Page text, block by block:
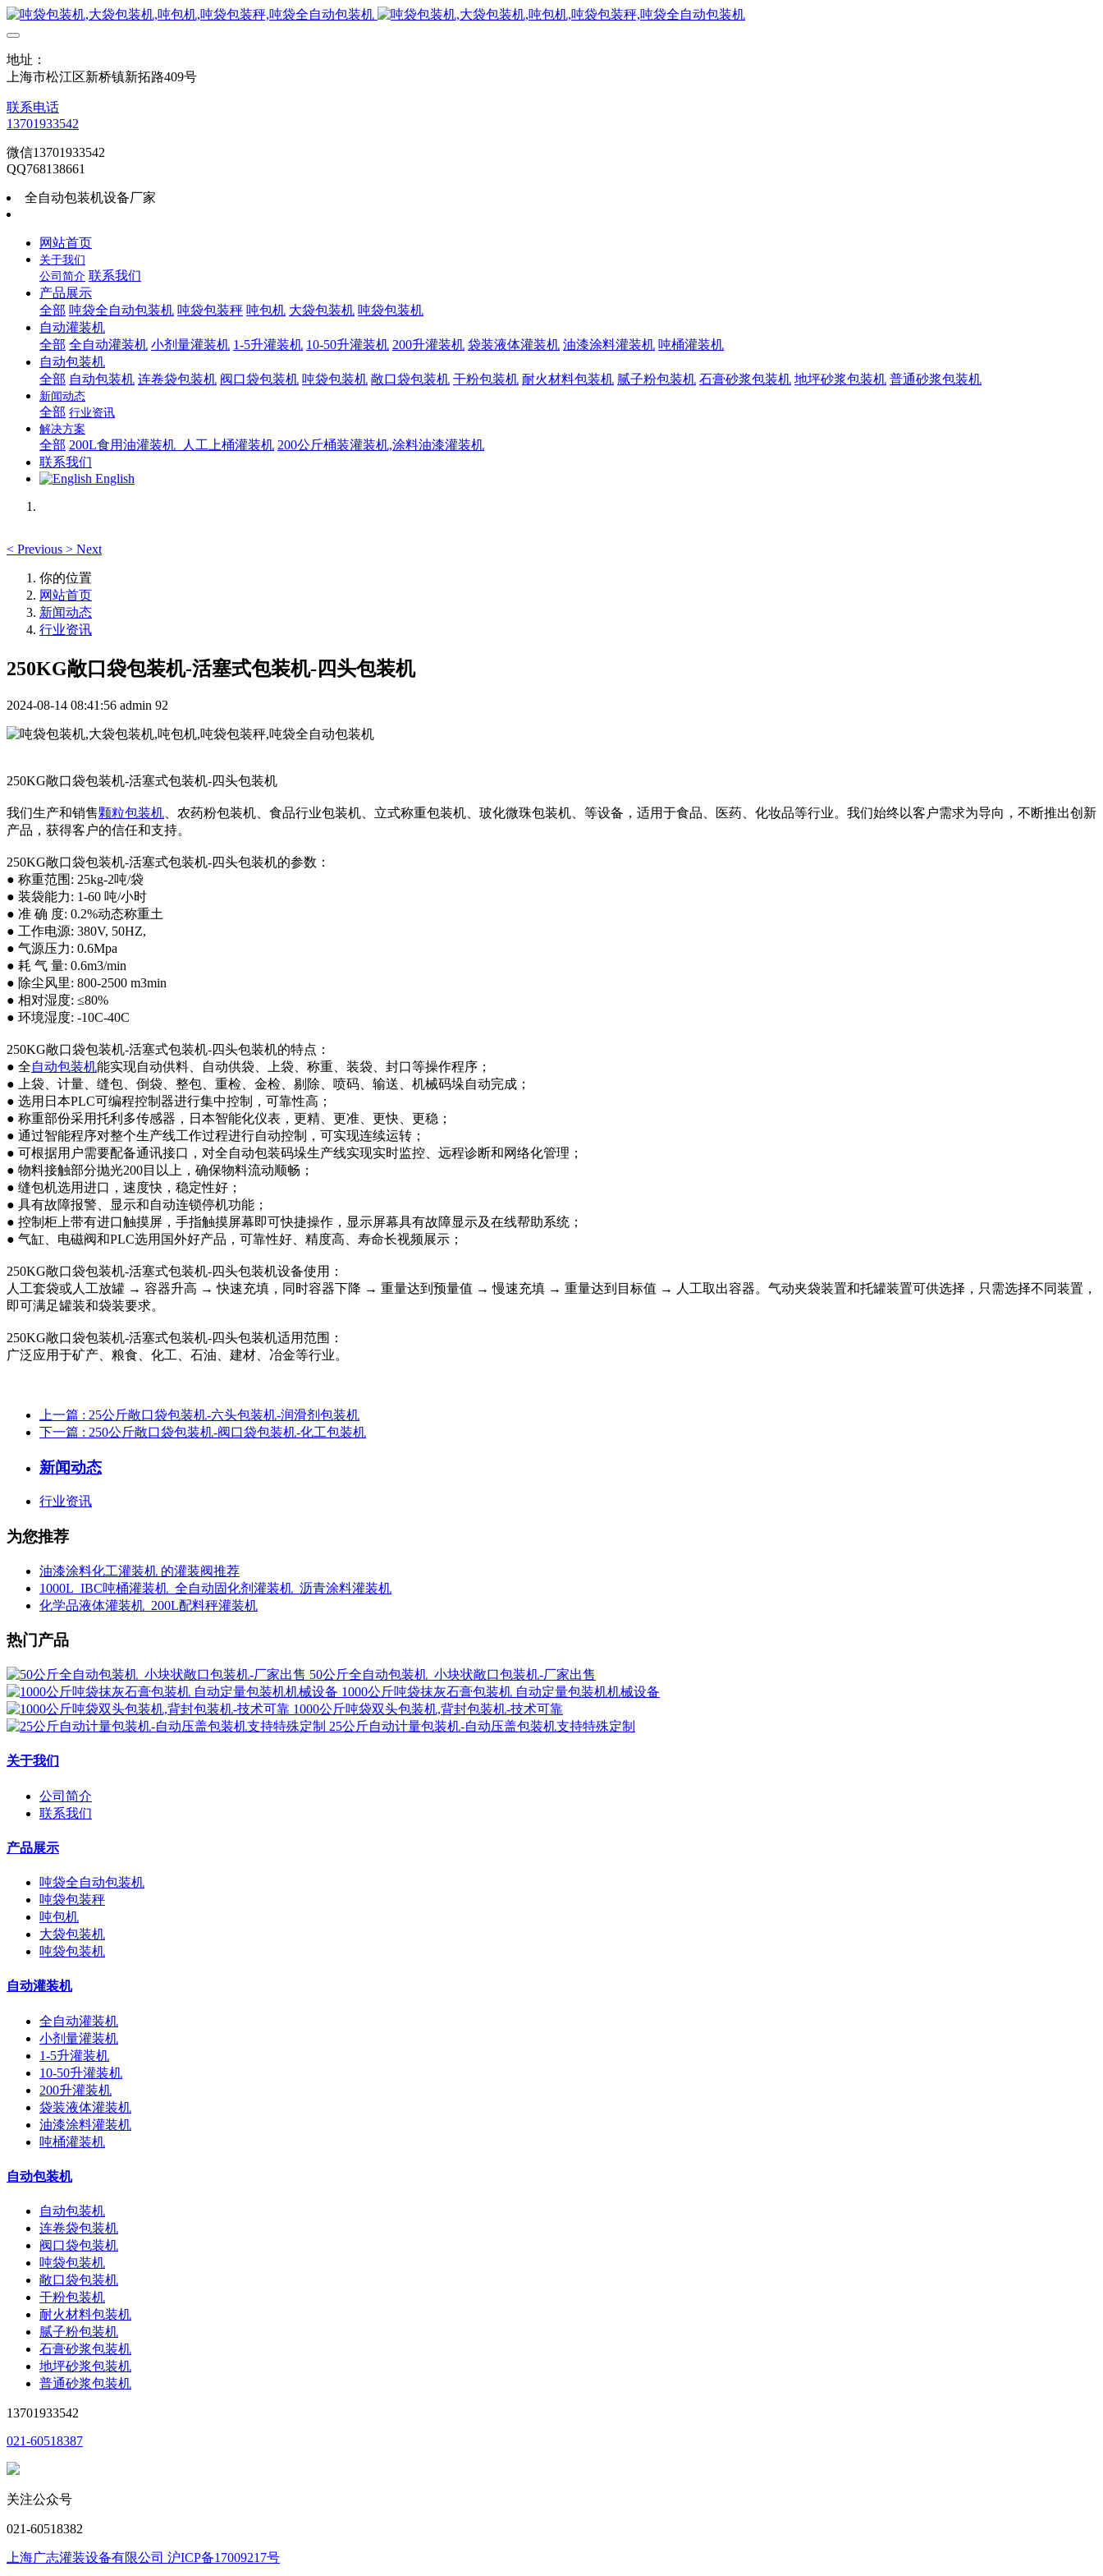
地址：
上海市松江区新桥镇新拓路409号
联系电话
13701933542
微信13701933542
QQ768138661
全自动包装机设备厂家
网站首页
关于我们
公司简介 联系我们
产品展示
全部 吨袋全自动包装机 吨袋包装秤 吨包机 大袋包装机 吨袋包装机
自动灌装机
全部 全自动灌装机 小剂量灌装机 1-5升灌装机 10-50升灌装机 200升灌装机 袋装液体灌装机 油漆涂料灌装机 吨桶灌装机
自动包装机
全部 自动包装机 连卷袋包装机 阀口袋包装机 吨袋包装机 敞口袋包装机 干粉包装机 耐火材料包装机 腻子粉包装机 石膏砂浆包装机 地坪砂浆包装机 普通砂浆包装机
新闻动态
全部 行业资讯
解决方案
全部 200L食用油灌装机_人工上桶灌装机 200公斤桶装灌装机,涂料油漆灌装机
联系我们
English
< Previous > Next
你的位置
网站首页
新闻动态
行业资讯
250KG敞口袋包装机-活塞式包装机-四头包装机
2024-08-14 08:41:56 admin 92
250KG敞口袋包装机-活塞式包装机-四头包装机
我们生产和销售颗粒包装机 、农药粉包装机、食品行业包装机、立式称重包装机、玻化微珠包装机、等设备，适用于食品、医药、化妆品等行业。我们始终以客户需求为导向，不断推出创新
产品，获得客户的信任和支持。
250KG敞口袋包装机-活塞式包装机-四头包装机的参数：
● 称重范围: 25kg-2吨/袋
● 装袋能力: 1-60 吨/小时
● 准 确 度: 0.2%动态称重土
● 工作电源: 380V, 50HZ,
● 气源压力: 0.6Mpa
● 耗 气 量: 0.6m3/min
● 除尘风里: 800-2500 m3min
● 相对湿度: ≤80%
● 环境湿度: -10C-40C
250KG敞口袋包装机-活塞式包装机-四头包装机的特点：
● 全自动包装机能实现自动供料、自动供袋、上袋、称重、装袋、封口等操作程序；
● 上袋、计量、缝包、倒袋、整包、重检、金检、剔除、喷码、输送、机械码垛自动完成；
● 选用日本PLC可编程控制器进行集中控制，可靠性高；
● 称重部份采用托利多传感器，日本智能化仪表，更精、更准、更快、更稳；
● 通过智能程序对整个生产线工作过程进行自动控制，可实现连续运转；
● 可根据用户需要配备通讯接口，对全自动包装码垛生产线实现实时监控、远程诊断和网络化管理；
● 物料接触部分抛光200目以上，确保物料流动顺畅；
● 缝包机选用进口，速度快，稳定性好；
● 具有故障报警、显示和自动连锁停机功能；
● 控制柜上带有进口触摸屏，手指触摸屏幕即可快捷操作，显示屏幕具有故障显示及在线帮助系统；
● 气缸、电磁阀和PLC选用国外好产品，可靠性好、精度高、寿命长视频展示；
250KG敞口袋包装机-活塞式包装机-四头包装机设备使用：
人工套袋或人工放罐 → 容器升高 → 快速充填，同时容器下降 → 重量达到预量值 → 慢速充填 → 重量达到目标值 → 人工取出容器。气动夹袋装置和托罐装置可供选择，只需选择不同装置，
即可满足罐装和袋装要求。
250KG敞口袋包装机-活塞式包装机-四头包装机适用范围：
广泛应用于矿产、粮食、化工、石油、建材、冶金等行业。
上一篇 : 25公斤敞口袋包装机-六头包装机-润滑剂包装机
下一篇 : 250公斤敞口袋包装机-阀口袋包装机-化工包装机
新闻动态
行业资讯
为您推荐
油漆涂料化工灌装机 的灌装阀推荐
1000L_IBC吨桶灌装机_全自动固化剂灌装机_沥青涂料灌装机
化学品液体灌装机_200L配料秤灌装机
热门产品
50公斤全自动包装机_小块状敞口包装机-厂家出售
1000公斤吨袋抹灰石膏包装机 自动定量包装机机械设备
1000公斤吨袋双头包装机,背封包装机-技术可靠
25公斤自动计量包装机-自动压盖包装机支持特殊定制
关于我们
公司简介
联系我们
产品展示
吨袋全自动包装机
吨袋包装秤
吨包机
大袋包装机
吨袋包装机
自动灌装机
全自动灌装机
小剂量灌装机
1-5升灌装机
10-50升灌装机
200升灌装机
袋装液体灌装机
油漆涂料灌装机
吨桶灌装机
自动包装机
自动包装机
连卷袋包装机
阀口袋包装机
吨袋包装机
敞口袋包装机
干粉包装机
耐火材料包装机
腻子粉包装机
石膏砂浆包装机
地坪砂浆包装机
普通砂浆包装机
13701933542
021-60518387
关注公众号
021-60518382
上海广志灌装设备有限公司 沪ICP备17009217号